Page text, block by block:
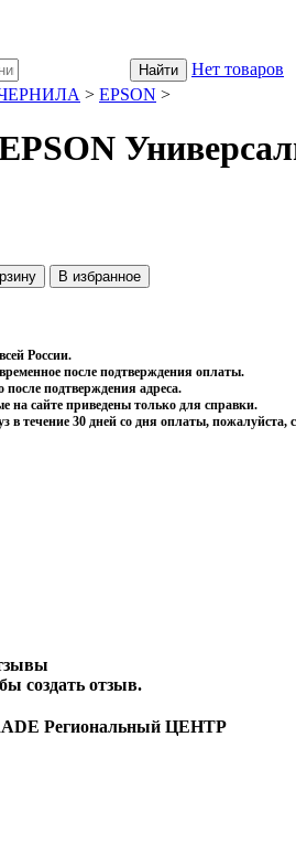
Нет товаров
> EPSON >
России.
после подтверждения оплаты.
подтверждения адреса.
на сайте приведены только для справки.
в течение 30 дней со дня оплаты,
создать отзыв.
Региональный ЦЕНТР